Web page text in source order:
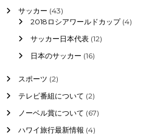
サッカー (43)
2018ロシアワールドカップ(4)
サッカー日本代表 (12)
日本のサッカー (16)
スポーツ (2)
テレビ番組について (2)
ノーベル賞について (67)
ハワイ旅行最新情報 (4)